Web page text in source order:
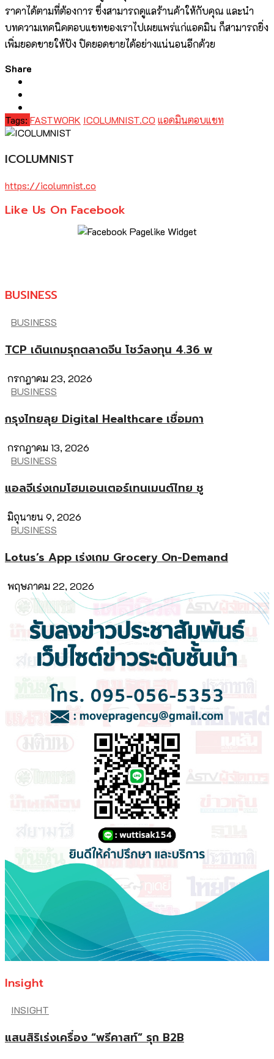
ราคาได้ตามที่ต้องการ ซึ่งสามารถดูแลร้านค้าให้กับคุณ และนำ
บทความเทคนิคตอบแชทของเราไปเผยแพร่แก่แอดมิน ก็สามารถยิ่ง
เพิ่มยอดขายให้ปัง ปิดยอดขายได้อย่างแน่นอนอีกด้วย
Share
Tags: FASTWORK ICOLUMNIST.CO แอดมินตอบแชท
ICOLUMNIST
https://icolumnist.co
Like Us On Facebook
BUSINESS
BUSINESS
TCP เดินเกมรุกตลาดจีน โชว์ลงทุน 4.36 พ
กรกฎาคม 23, 2026
BUSINESS
กรุงไทยลุย Digital Healthcare เชื่อมกา
กรกฎาคม 13, 2026
BUSINESS
แอลจีเร่งเกมโฮมเอนเตอร์เทนเมนต์ไทย ชู
มิถุนายน 9, 2026
BUSINESS
Lotus’s App เร่งเกม Grocery On-Demand
พฤษภาคม 22, 2026
Insight
INSIGHT
แสนสิริเร่งเครื่อง “พรีคาสท์” รุก B2B